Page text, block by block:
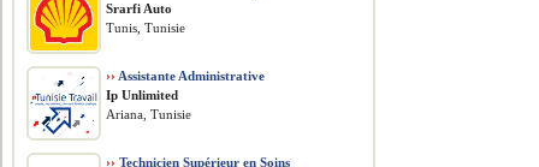
Srarfi Auto
Tunis, Tunisie
›› Assistante Administrative
Ip Unlimited
Ariana, Tunisie
›› Technicien Supérieur en Soins